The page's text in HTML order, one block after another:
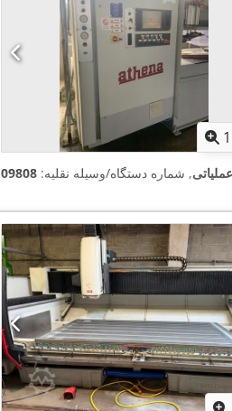
1
, شماره دستگاه/وسیله نقلیه: 09808